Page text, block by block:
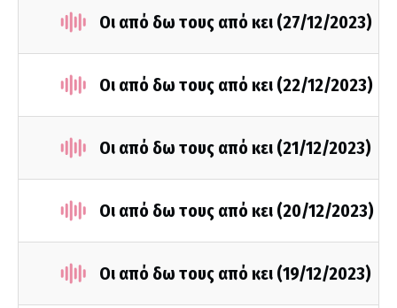
Οι από δω τους από κει (27/12/2023)
Οι από δω τους από κει (22/12/2023)
Οι από δω τους από κει (21/12/2023)
Οι από δω τους από κει (20/12/2023)
Οι από δω τους από κει (19/12/2023)